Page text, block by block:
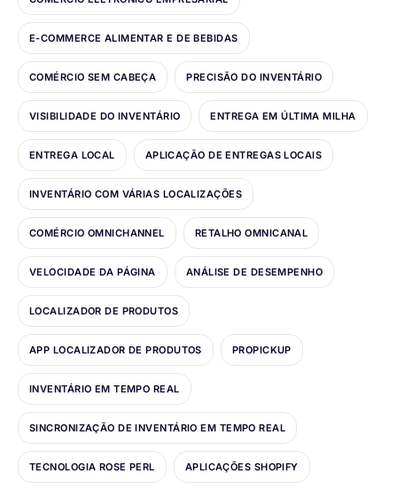
E-COMMERCE ALIMENTAR E DE BEBIDAS
COMÉRCIO SEM CABEÇA PRECISÃO DO INVENTÁRIO
VISIBILIDADE DO INVENTÁRIO ENTREGA EM ÚLTIMA MILHA
ENTREGA LOCAL APLICAÇÃO DE ENTREGAS LOCAIS
INVENTÁRIO COM VÁRIAS LOCALIZAÇÕES
COMÉRCIO OMNICHANNEL RETALHO OMNICANAL
VELOCIDADE DA PÁGINA ANÁLISE DE DESEMPENHO
LOCALIZADOR DE PRODUTOS
APP LOCALIZADOR DE PRODUTOS PROPICKUP
INVENTÁRIO EM TEMPO REAL
SINCRONIZAÇÃO DE INVENTÁRIO EM TEMPO REAL
TECNOLOGIA ROSE PERL APLICAÇÕES SHOPIFY